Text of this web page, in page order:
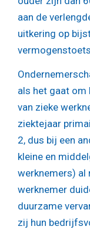
aan de
uitkering op
als het gaat om
van zieke
ziektejaar
2, dus bij een
kleine en
werknemers) al
werknemer
duurzame
zij hun